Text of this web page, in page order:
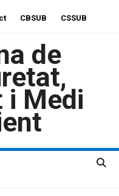
CBSUB CSSUB
de
i Medi